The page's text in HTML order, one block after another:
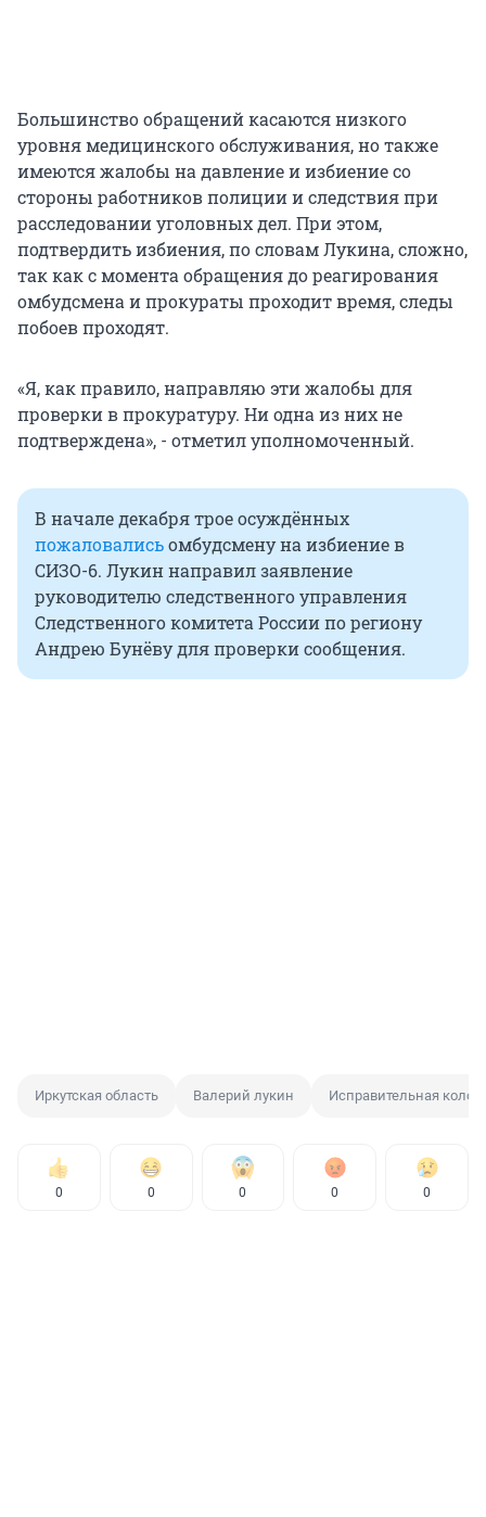
Большинство обращений касаются низкого
уровня медицинского обслуживания, но также
имеются жалобы на давление и избиение со
стороны работников полиции и следствия при
расследовании уголовных дел. При этом,
подтвердить избиения, по словам Лукина, сложно,
так как с момента обращения до реагирования
омбудсмена и прокураты проходит время, следы
побоев проходят.
«Я, как правило, направляю эти жалобы для
проверки в прокуратуру. Ни одна из них не
подтверждена», - отметил уполномоченный.
В начале декабря трое осуждённых
пожаловалисьомбудсмену на избиение в
СИЗО-6. Лукин направил заявление
руководителю следственного управления
Следственного комитета России по региону
Андрею Бунёву для проверки сообщения.
Иркутская область Валерий лукин Исправительная
0 0 0 0 0